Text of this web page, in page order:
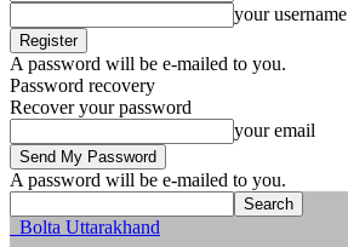
your username
A password will be e-mailed to you.
Password recovery
Recover your password
your email
A password will be e-mailed to you.
Bolta Uttarakhand